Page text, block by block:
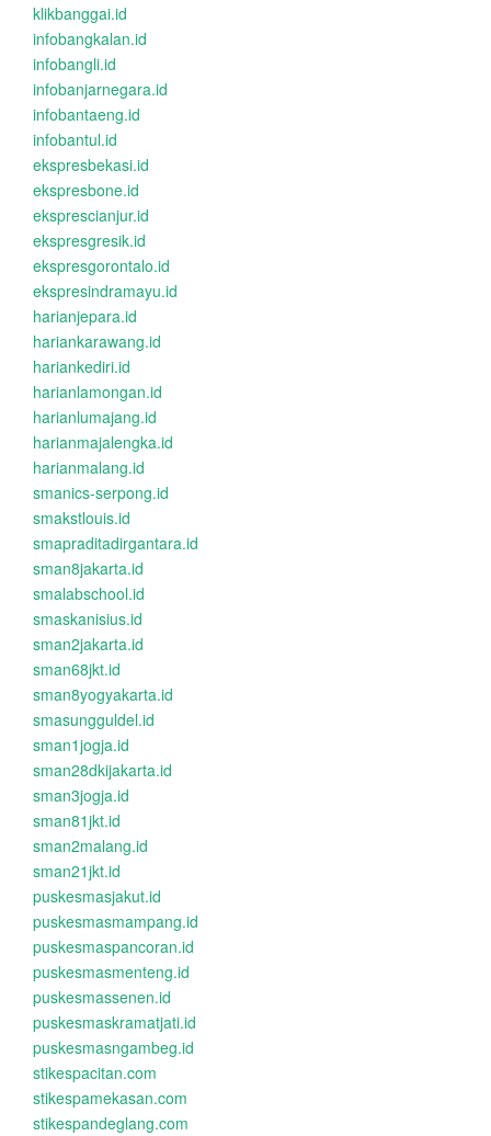
klikbanggai.id
infobangkalan.id
infobangli.id
infobanjarnegara.id
infobantaeng.id
infobantul.id
ekspresbekasi.id
ekspresbone.id
eksprescianjur.id
ekspresgresik.id
ekspresgorontalo.id
ekspresindramayu.id
harianjepara.id
hariankarawang.id
hariankediri.id
harianlamongan.id
harianlumajang.id
harianmajalengka.id
harianmalang.id
smanics-serpong.id
smakstlouis.id
smapraditadirgantara.id
sman8jakarta.id
smalabschool.id
smaskanisius.id
sman2jakarta.id
sman68jkt.id
sman8yogyakarta.id
smasungguldel.id
sman1jogja.id
sman28dkijakarta.id
sman3jogja.id
sman81jkt.id
sman2malang.id
sman21jkt.id
puskesmasjakut.id
puskesmasmampang.id
puskesmaspancoran.id
puskesmasmenteng.id
puskesmassenen.id
puskesmaskramatjati.id
puskesmasngambeg.id
stikespacitan.com
stikespamekasan.com
stikespandeglang.com